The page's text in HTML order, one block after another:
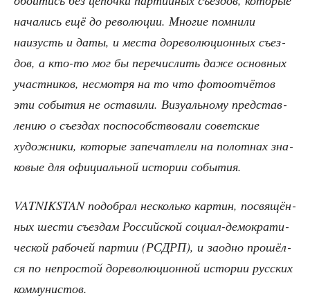
нача­лись ещё до рево­лю­ции. Мно­гие пом­ни­ли
наизусть и даты, и места доре­во­лю­ци­он­ных съез­
дов, а кто-то мог бы пере­чис­лить даже основ­ных
участ­ни­ков, несмот­ря на то что фото­от­чё­тов
эти собы­тия не оста­ви­ли. Визу­аль­но­му пред­став­
ле­нию о съез­дах поспо­соб­ство­ва­ли совет­ские
худож­ни­ки, кото­рые запе­чат­ле­ли на полот­нах зна­
ко­вые для офи­ци­аль­ной исто­рии события.
VATNIKSTAN подо­брал несколь­ко кар­тин, посвя­щён­
ных шести съез­дам Рос­сий­ской соци­ал-демо­кра­ти­
че­ской рабо­чей пар­тии (РСДРП), и заод­но про­шёл­
ся по непро­стой доре­во­лю­ци­он­ной исто­рии рус­ских
коммунистов.